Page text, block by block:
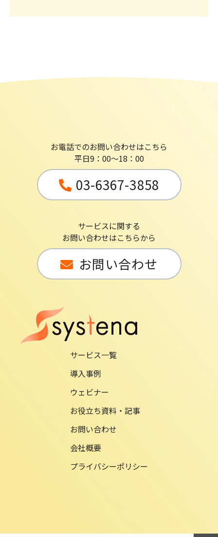
サービス一覧
導入事例
ウェビナー
お役立ち資料・記事
お問い合わせ
会社概要
プライバシーポリシー
お電話でのお問い合わせはこちら
平日9：00～18：00
03-6367-3858
サービスに関する
お問い合わせはこちらから
お問い合わせ